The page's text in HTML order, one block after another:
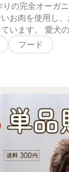
の完全オーガ
お肉を使用し
います。 愛犬
な農薬への配慮
ることができま
ので偏食、少食
ださい！ 商品名
米】とり胸肉（
）, 大根（有機
茸どんこ（天日
）, 本葛粉（無
然の自然塩）,
フード